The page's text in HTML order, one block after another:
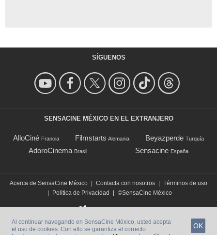
SÍGUENOS
SENSACINE MÉXICO EN EL EXTRANJERO
AlloCiné Francia Filmstarts Alemania Beyazperde Turquía
AdoroCinema Brasil Sensacine España
Acerca de SensaCine México Contacta con nosotros
Términos de uso
Política de Privacidad ©SensaCine México
Al continuar navegando en SensaCine México, usted acepta
el uso de cookies. Con ello se garantiza el correcto
OK